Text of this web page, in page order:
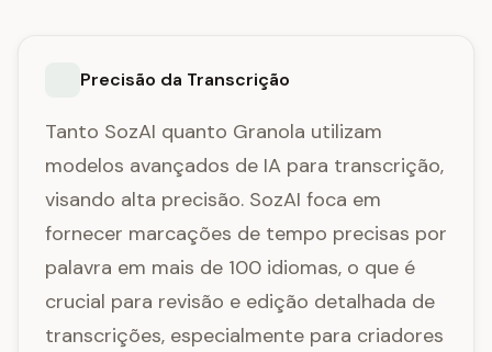
Precisão da Transcrição
Tanto SozAI quanto Granola utilizam
modelos avançados de IA para transcrição,
visando alta precisão. SozAI foca em
fornecer marcações de tempo precisas por
palavra em mais de 100 idiomas, o que é
crucial para revisão e edição detalhada de
transcrições, especialmente para criadores